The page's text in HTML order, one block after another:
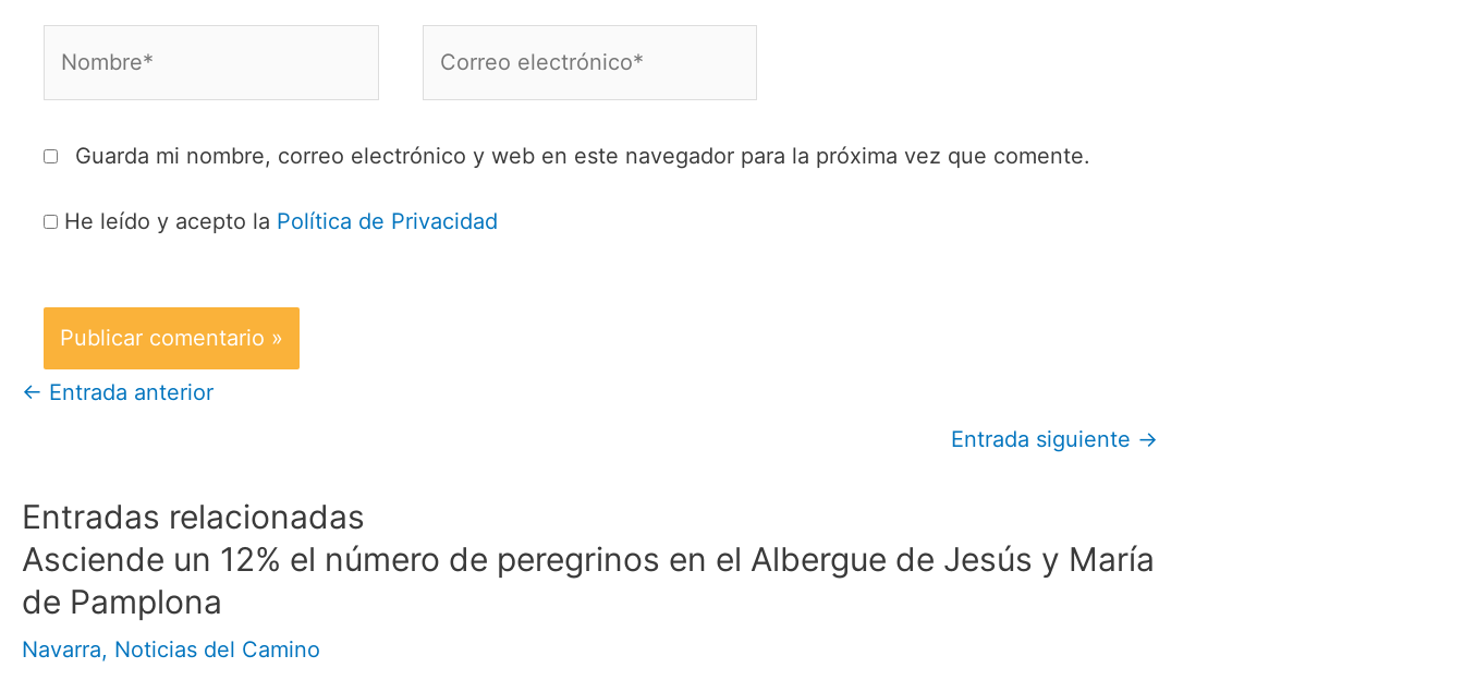
Guarda mi nombre, correo electrónico y web en este navegador para la próxima vez que comente.
He leído y acepto la Política de Privacidad
← Entrada anterior
Entrada siguiente →
Entradas relacionadas
Asciende un 12% el número de peregrinos en el Albergue de Jesús y María
de Pamplona
Navarra, Noticias del Camino